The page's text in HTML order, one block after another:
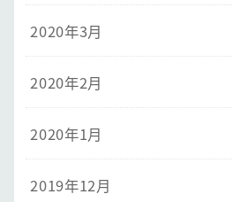
2020年3月
2020年2月
2020年1月
2019年12月